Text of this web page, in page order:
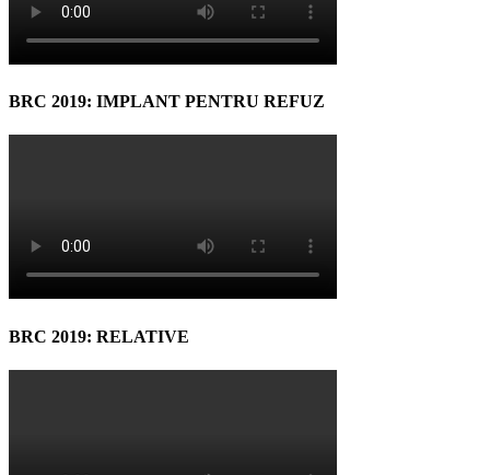
BRC 2019: IMPLANT PENTRU REFUZ
BRC 2019: RELATIVE